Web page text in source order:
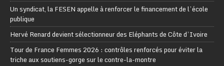
Un syndicat, la FESEN appelle à renforcer le financement de l’école
publique
Hervé Renard devient sélectionneur des Eléphants de Côte d’Ivoire
Tour de France Femmes 2026 : contrôles renforcés pour éviter la
triche aux soutiens-gorge sur le contre-la-montre